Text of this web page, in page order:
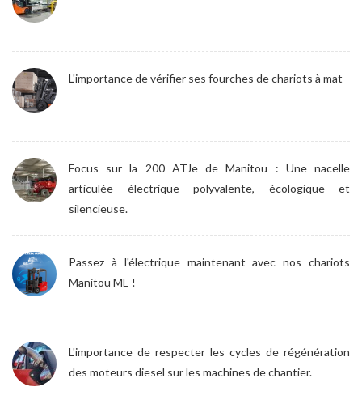
L'importance de vérifier ses fourches de chariots à mat
Focus sur la 200 ATJe de Manitou : Une nacelle
articulée électrique polyvalente, écologique et
silencieuse.
Passez à l'électrique maintenant avec nos chariots
Manitou ME !
L'importance de respecter les cycles de régénération
des moteurs diesel sur les machines de chantier.